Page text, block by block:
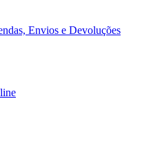
Envios e Devoluções